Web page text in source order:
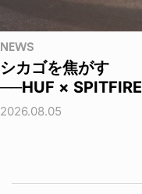
NEWS
シカゴを焦がす
──HUF × SPITFIRE
2026.08.05